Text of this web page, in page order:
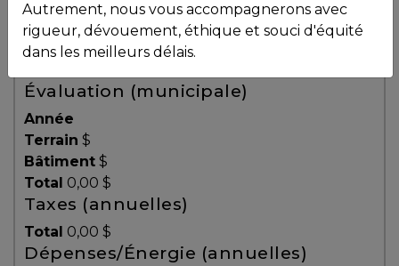
Équipe
Partenaires
Témoignages
Blogue
ACHAT
Évaluation (municipale)
Année
Terrain $
Bâtiment $
Total 0,00 $
Taxes (annuelles)
Total 0,00 $
Dépenses/Énergie (annuelles)
Autrement, nous vous accompagnerons avec
rigueur, dévouement, éthique et souci d'équité
dans les meilleurs délais.